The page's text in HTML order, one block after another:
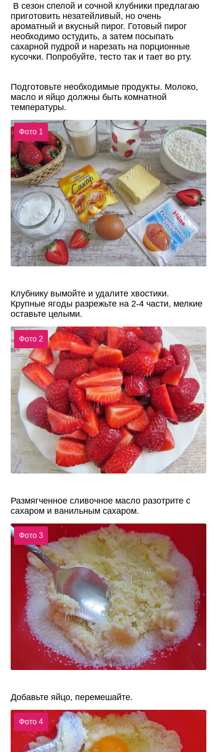
В сезон спелой и сочной клубники предлагаю
приготовить незатейливый, но очень
ароматный и вкусный пирог. Готовый пирог
необходимо остудить, а затем посыпать
сахарной пудрой и нарезать на порционные
кусочки. Попробуйте, тесто так и тает во рту.
Подготовьте необходимые продукты. Молоко,
масло и яйцо должны быть комнатной
температуры.
Фото 1
Клубнику вымойте и удалите хвостики.
Крупные ягоды разрежьте на 2-4 части, мелкие
оставьте целыми.
Фото 2
Размягченное сливочное масло разотрите с
сахаром и ванильным сахаром.
Фото 3
Добавьте яйцо, перемешайте.
Фото 4